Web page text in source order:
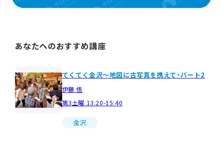
あなたへのおすすめ講座
てくてく金沢～地図に古写真を携えて・パート2
伊藤 悟
第3土曜 13:20-15:40
金沢